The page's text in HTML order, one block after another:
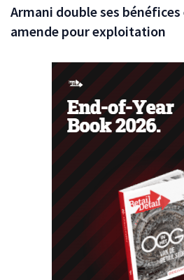
Armani double ses
amende pour exploitation